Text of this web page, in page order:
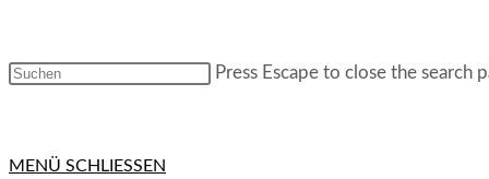
Press Escape to close the search
MENÜ SCHLIESSEN